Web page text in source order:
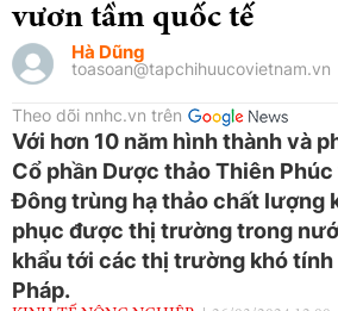
vươn tầm quốc tế
Hà Dũng
toasoan@tapchihuucovietnam.vn
Theo dõi nnhc.vn trên
Với hơn 10 năm hình thành và
Cổ phần Dược thảo Thiên
Đông trùng hạ thảo chất lượng
phục được thị trường trong
khẩu tới các thị trường khó
Pháp.